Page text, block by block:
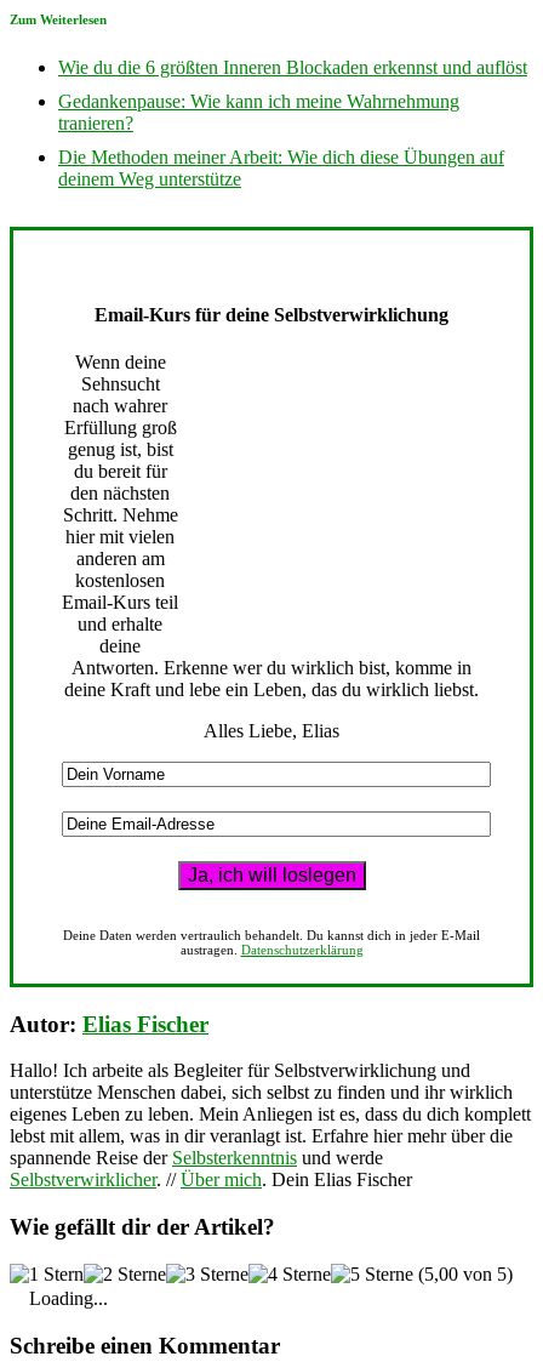
Zum Weiterlesen
Wie du die 6 größten Inneren Blockaden erkennst und auflöst
Gedankenpause: Wie kann ich meine Wahrnehmung
tranieren?
Die Methoden meiner Arbeit: Wie dich diese Übungen auf
deinem Weg unterstütze
Email-Kurs für deine Selbstverwirklichung
Wenn deine
Sehnsucht
nach wahrer
Erfüllung groß
genug ist, bist
du bereit für
den nächsten
Schritt. Nehme
hier mit vielen
anderen am
kostenlosen
Email-Kurs teil
und erhalte
deine
Antworten. Erkenne wer du wirklich bist, komme in
deine Kraft und lebe ein Leben, das du wirklich liebst.
Alles Liebe, Elias
Deine Daten werden vertraulich behandelt. Du kannst dich in jeder E-Mail
austragen. Datenschutzerklärung
Autor: Elias Fischer
Hallo! Ich arbeite als Begleiter für Selbstverwirklichung und
unterstütze Menschen dabei, sich selbst zu finden und ihr wirklich
eigenes Leben zu leben. Mein Anliegen ist es, dass du dich komplett
lebst mit allem, was in dir veranlagt ist. Erfahre hier mehr über die
spannende Reise der Selbsterkenntnis und werde
Selbstverwirklicher. //Über mich. Dein Elias Fischer
Wie gefällt dir der Artikel?
(5,00 von 5)
Loading...
Schreibe einen Kommentar